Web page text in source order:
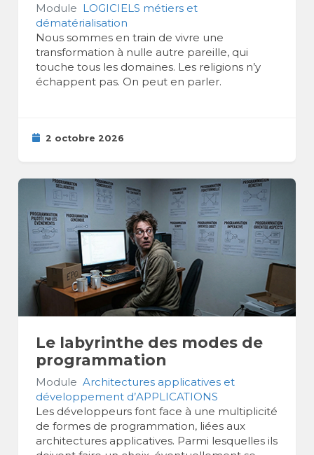
Module LOGICIELS métiers et
dématérialisation
Nous sommes en train de vivre une
transformation à nulle autre pareille, qui
touche tous les domaines. Les religions n’y
échappent pas. On peut en parler.
2 octobre 2026
Le labyrinthe des modes de
programmation
Module Architectures applicatives et
développement d’APPLICATIONS
Les développeurs font face à une multiplicité
de formes de programmation, liées aux
architectures applicatives. Parmi lesquelles ils